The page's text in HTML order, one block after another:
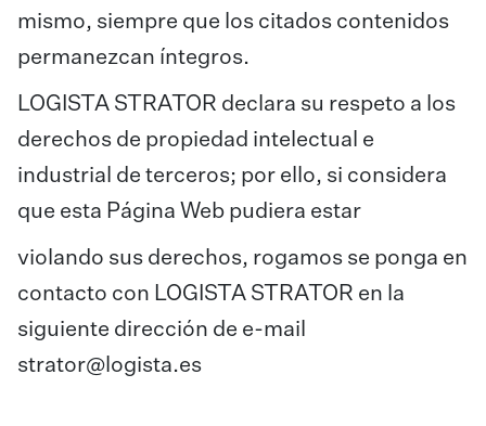
mismo, siempre que los citados contenidos
permanezcan íntegros.
LOGISTA STRATOR declara su respeto a los
derechos de propiedad intelectual e
industrial de terceros; por ello, si considera
que esta Página Web pudiera estar
violando sus derechos, rogamos se ponga en
contacto con LOGISTA STRATOR en la
siguiente dirección de e-mail
strator@logista.es